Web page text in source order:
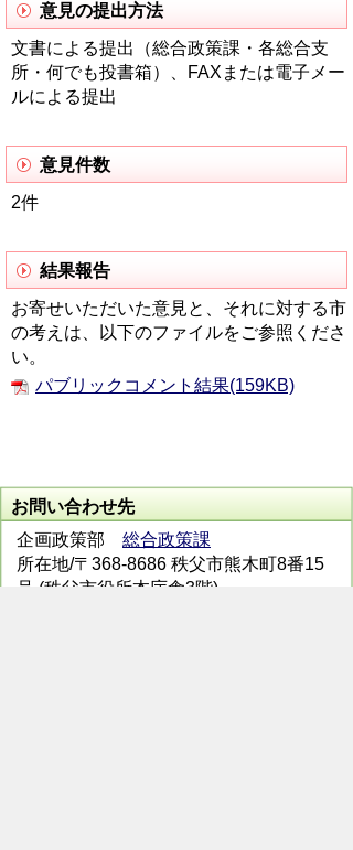
意見の提出方法
文書による提出（総合政策課・各総合支
所・何でも投書箱）、FAXまたは電子メー
ルによる提出
意見件数
2件
結果報告
お寄せいただいた意見と、それに対する市
の考えは、以下のファイルをご参照くださ
い。
パブリックコメント結果(159KB)
お問い合わせ先
企画政策部 総合政策課
所在地/〒368-8686 秩父市熊木町8番15
号 (秩父市役所本庁舎3階)